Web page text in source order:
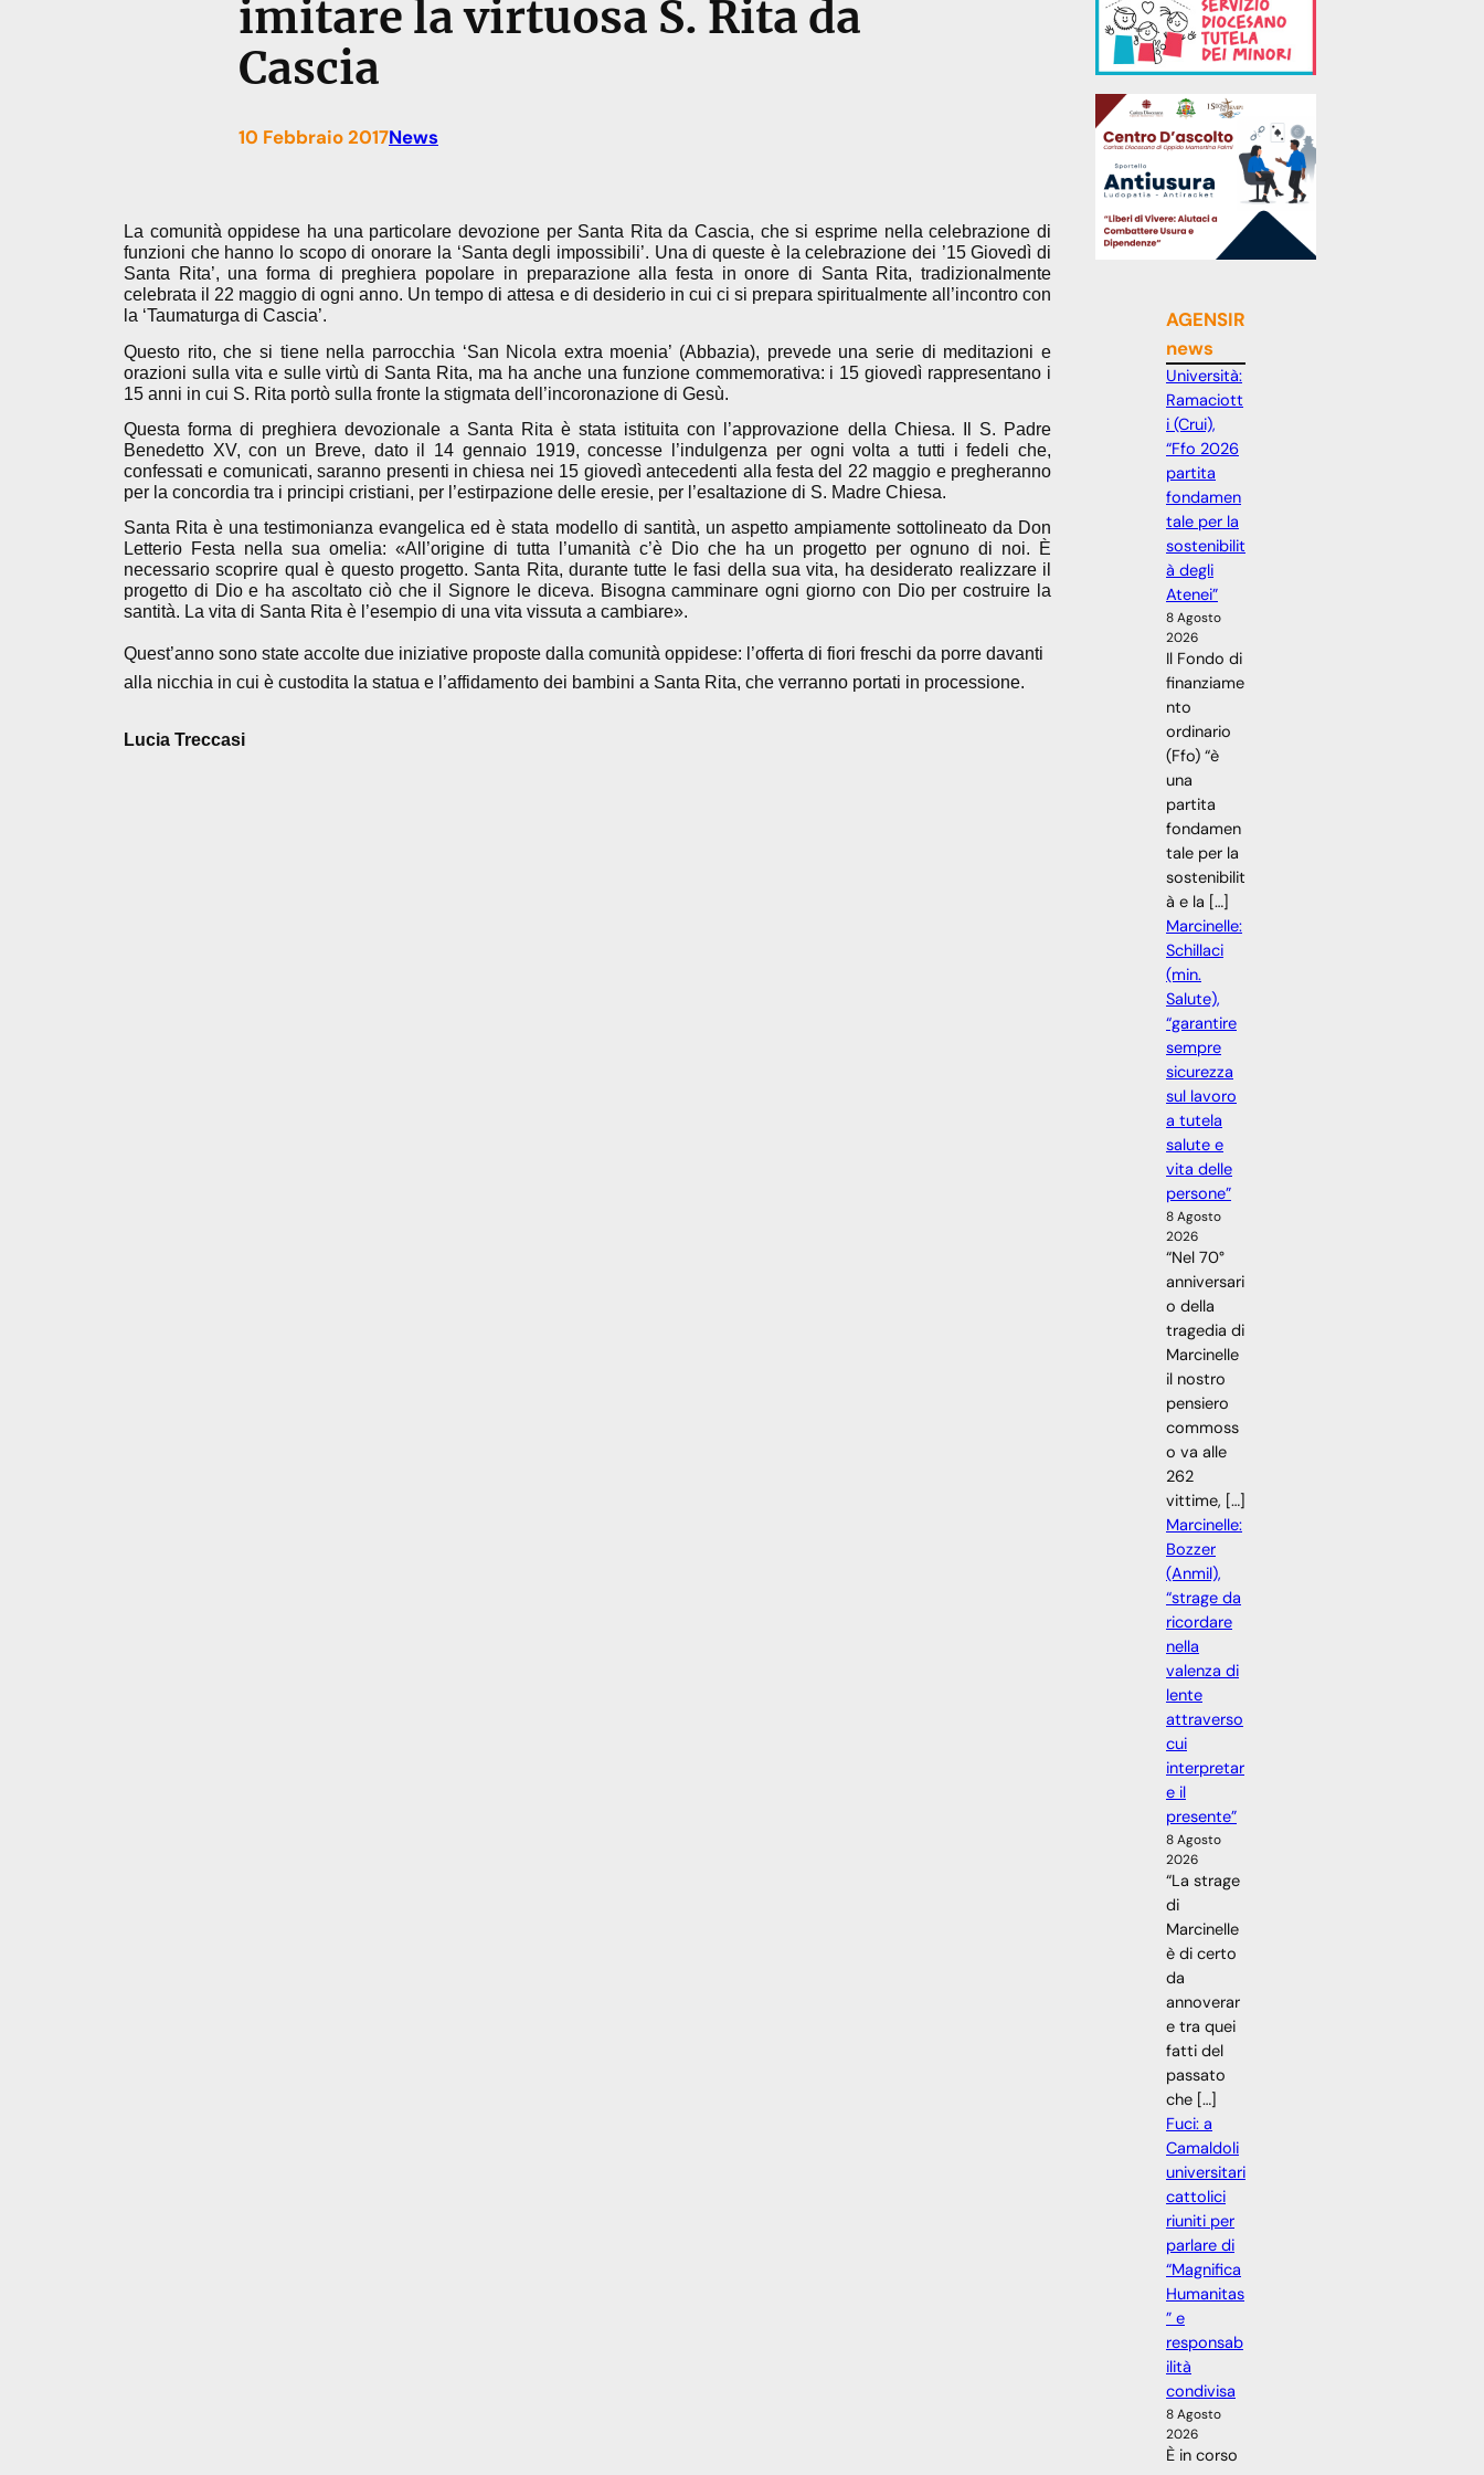
imitare la virtuosa S. Rita da
Cascia
10 Febbraio 2017News
La comunità oppidese ha una particolare devozione per Santa Rita da Cascia, che si esprime nella celebrazione di
funzioni che hanno lo scopo di onorare la ‘Santa degli impossibili’. Una di queste è la celebrazione dei ’15 Giovedì di
Santa Rita’, una forma di preghiera popolare in preparazione alla festa in onore di Santa Rita, tradizionalmente
celebrata il 22 maggio di ogni anno. Un tempo di attesa e di desiderio in cui ci si prepara spiritualmente all’incontro con
la ‘Taumaturga di Cascia’.
Questo rito, che si tiene nella parrocchia ‘San Nicola extra moenia’ (Abbazia), prevede una serie di meditazioni e
orazioni sulla vita e sulle virtù di Santa Rita, ma ha anche una funzione commemorativa: i 15 giovedì rappresentano i
15 anni in cui S. Rita portò sulla fronte la stigmata dell’incoronazione di Gesù.
Questa forma di preghiera devozionale a Santa Rita è stata istituita con l’approvazione della Chiesa. Il S. Padre
Benedetto XV, con un Breve, dato il 14 gennaio 1919, concesse l’indulgenza per ogni volta a tutti i fedeli che,
confessati e comunicati, saranno presenti in chiesa nei 15 giovedì antecedenti alla festa del 22 maggio e pregheranno
per la concordia tra i principi cristiani, per l’estirpazione delle eresie, per l’esaltazione di S. Madre Chiesa.
Santa Rita è una testimonianza evangelica ed è stata modello di santità, un aspetto ampiamente sottolineato da Don
Letterio Festa nella sua omelia: «All’origine di tutta l’umanità c’è Dio che ha un progetto per ognuno di noi. È
necessario scoprire qual è questo progetto. Santa Rita, durante tutte le fasi della sua vita, ha desiderato realizzare il
progetto di Dio e ha ascoltato ciò che il Signore le diceva. Bisogna camminare ogni giorno con Dio per costruire la
santità. La vita di Santa Rita è l’esempio di una vita vissuta a cambiare».
Quest’anno sono state accolte due iniziative proposte dalla comunità oppidese: l’offerta di fiori freschi da porre davanti
alla nicchia in cui è custodita la statua e l’affidamento dei bambini a Santa Rita, che verranno portati in processione.
Lucia Treccasi
AGENSIR
news
Università:
Ramaciott
i (Crui),
“Ffo 2026
partita
fondamen
tale per la
sostenibilit
à degli
Atenei”
8 Agosto
2026
Il Fondo di
finanziame
nto
ordinario
(Ffo) “è
una
partita
fondamen
tale per la
sostenibilit
à e la […]
Marcinelle:
Schillaci
(min.
Salute),
“garantire
sempre
sicurezza
sul lavoro
a tutela
salute e
vita delle
persone”
8 Agosto
2026
“Nel 70°
anniversari
o della
tragedia di
Marcinelle
il nostro
pensiero
commoss
o va alle
262
vittime, […]
Marcinelle:
Bozzer
(Anmil),
“strage da
ricordare
nella
valenza di
lente
attraverso
cui
interpretar
e il
presente”
8 Agosto
2026
“La strage
di
Marcinelle
è di certo
da
annoverar
e tra quei
fatti del
passato
che […]
Fuci: a
Camaldoli
universitari
cattolici
riuniti per
parlare di
“Magnifica
Humanitas
” e
responsab
ilità
condivisa
8 Agosto
2026
È in corso